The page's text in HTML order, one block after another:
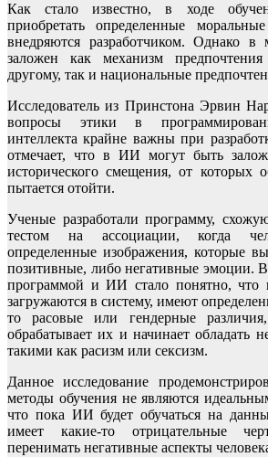
Как стало известно, в ходе
приобретать определенные
внедряются разработчиком. Однако
заложен как механизм
другому, так и национальные
Исследователь из Принстона Эрвин
вопросы этики в
интеллекта крайне важны при
отмечает, что в ИИ могут быть
исторического смещения, от которых
пытается отойти.
Ученые разработали программу,
тестом на ассоциации, когда
определенные изображения, которые
позитивные, либо негативные эмоции. В
программой и ИИ стало понятно, что
загружаются в систему, имеют
то расовые или гендерные
обрабатывает их и начинает обладать
такими как расизм или сексизм.
Данное исследование
методы обучения не являются
что пока ИИ будет обучаться на
имеет какие-то отрицательные
перенимать негативные аспекты